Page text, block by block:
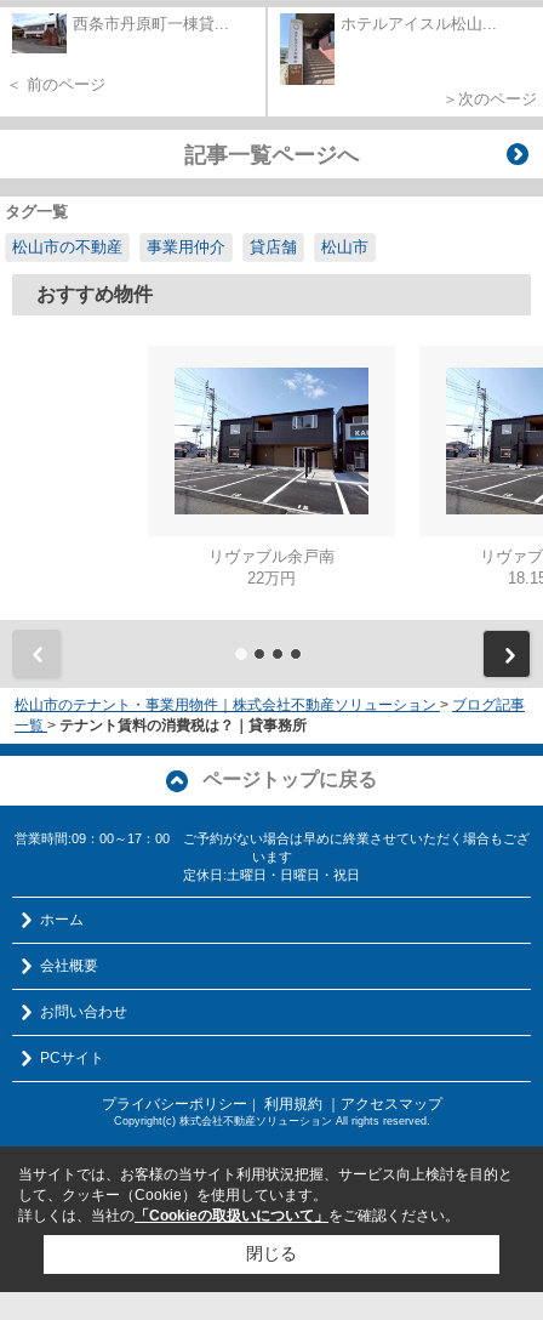
西条市丹原町一棟貸...
＜ 前のページ
ホテルアイスル松山...
＞次のページ
記事一覧ページへ
タグ一覧
松山市の不動産
事業用仲介 貸店舗 松山市
おすすめ物件
リヴァブル余戸南
22万円
リヴァ
松山市のテナント・事業用物件｜株式会社不動産ソリューション > ブログ記事
一覧 > テナント賃料の消費税は？｜貸事務所
ページトップに戻る
営業時間:09：00～17：00 ご予約がない場合は早めに終業させていただく場合もござ
います
定休日:土曜日・日曜日・祝日
ホーム
会社概要
お問い合わせ
PCサイト
プライバシーポリシー ｜ 利用規約 ｜アクセスマップ
Copyright(c) 株式会社不動産ソリューション All rights reserved.
当サイトでは、お客様の当サイト利用状況把握、サービス向上検討を目的と
して、クッキー（Cookie）を使用しています。
詳しくは、当社の 「Cookieの取扱いについて」 をご確認ください。
閉じる